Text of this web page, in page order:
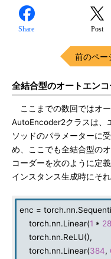
Share Post
前のペー
全結合型のオートエン
ここまでの数回ではオ
AutoEncoder2クラスは、
ソッドのパラメーターに
め、ここでも全結合型の
コーダーを次のように定
インスタンス生成時にそ
enc =
torch.nn.Linear(1 * 28
torch.nn.ReLU(),
torch.nn.Linear(384,